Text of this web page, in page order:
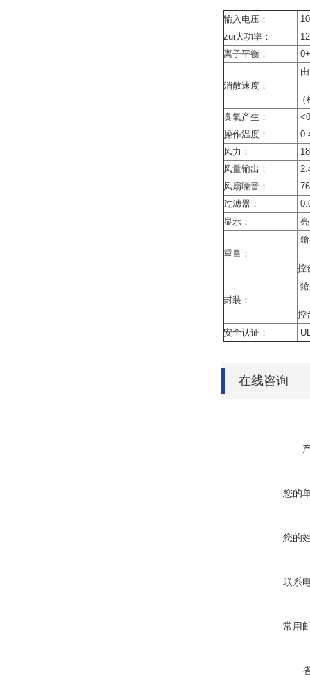
输入电压：
zui大功率：
离子平衡：
消散速度：
臭氧产生：
操作温度：
0-
风力：
风量输出：
风扇噪音：
过滤器：
显示：
重量：
控
封装：
控
安全认证：
在线咨询
您的
您的
联系
常用